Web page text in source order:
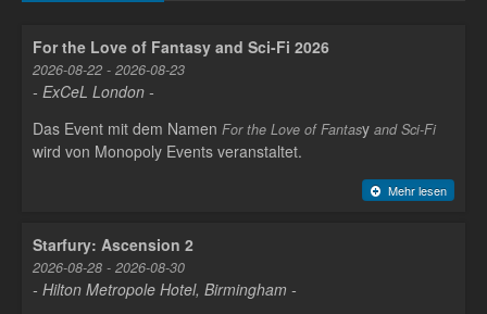
For the Love of Fantasy and Sci-Fi 2026
2026-08-22 - 2026-08-23
- ExCeL London -
Das Event mit dem Namen For the Love of Fantasy and Sci-Fi
wird von Monopoly Events veranstaltet.
Mehr lesen
Starfury: Ascension 2
2026-08-28 - 2026-08-30
- Hilton Metropole Hotel, Birmingham -